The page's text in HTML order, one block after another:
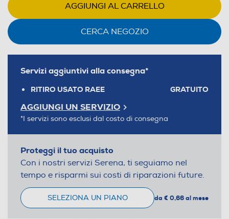
AGGIUNGI AL CARRELLO
CERCA NEGOZIO
Servizi aggiuntivi alla consegna*
RITIRO USATO RAEE GRATUITO
AGGIUNGI UN SERVIZIO
*I servizi sono esclusi dal costo di consegna
Proteggi il tuo acquisto
Con i nostri servizi Serena, ti seguiamo nel
tempo e risparmi sui costi di riparazioni future.
SELEZIONA UN PIANO da € 0,66 al mese